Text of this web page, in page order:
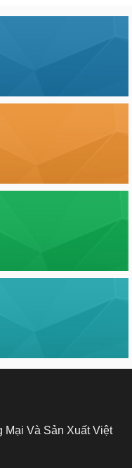
Và Sản Xuất Việt